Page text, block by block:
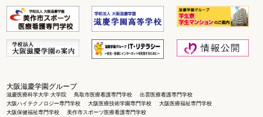
大阪滋慶学園グループ
滋慶医療科学大学 大学院 鳥取市医療看護専門学校
出雲医療看護専門学校
大阪ハイテクノロジー専門学校
大阪医療技術学園専門学校
大阪医療福祉専門学校
大阪保健福祉専門学校
美作市スポーツ医療看護専門学校